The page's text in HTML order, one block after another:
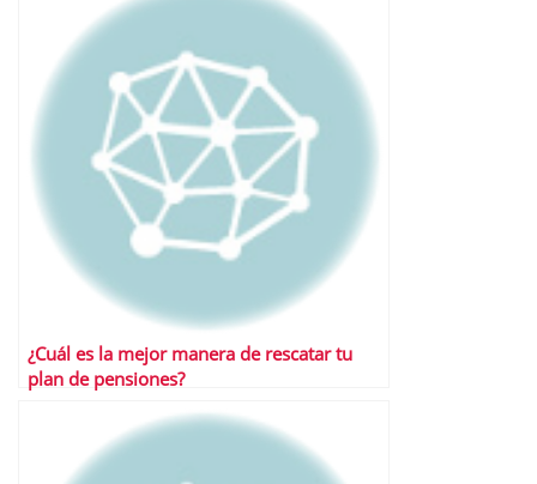
¿Cuál es la mejor manera de rescatar tu
plan de pensiones?